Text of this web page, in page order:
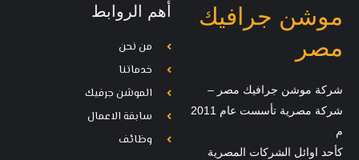
موشن جرافيك
مصر
شركة موشن جرافيك مصر –
شركة مصرية تأسست عام 2011
م
كأحد اوائل الشركات المصرية
أهم الروابط
من نحن
خدماتنا
الموشن جرفيك
سابقة الاعمال
وظائف